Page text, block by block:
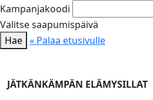
Kampanjakoodi
Valitse saapumispäivä
Hae « Palaa etusivulle
JÄTKÄNKÄMPÄN ELÄMYSILLAT